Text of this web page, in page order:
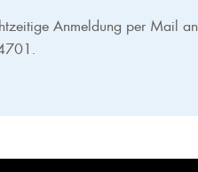
Anmeldung per Mail an